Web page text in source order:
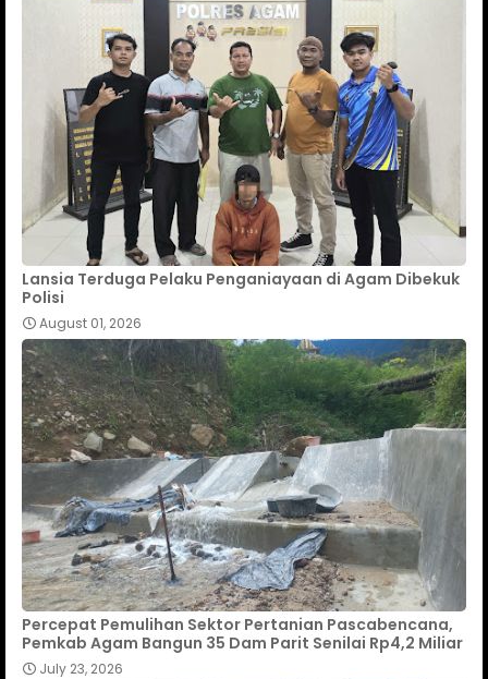
Lansia Terduga Pelaku Penganiayaan di Agam Dibekuk
Polisi
August 01, 2026
Percepat Pemulihan Sektor Pertanian Pascabencana,
Pemkab Agam Bangun 35 Dam Parit Senilai Rp4,2 Miliar
July 23, 2026